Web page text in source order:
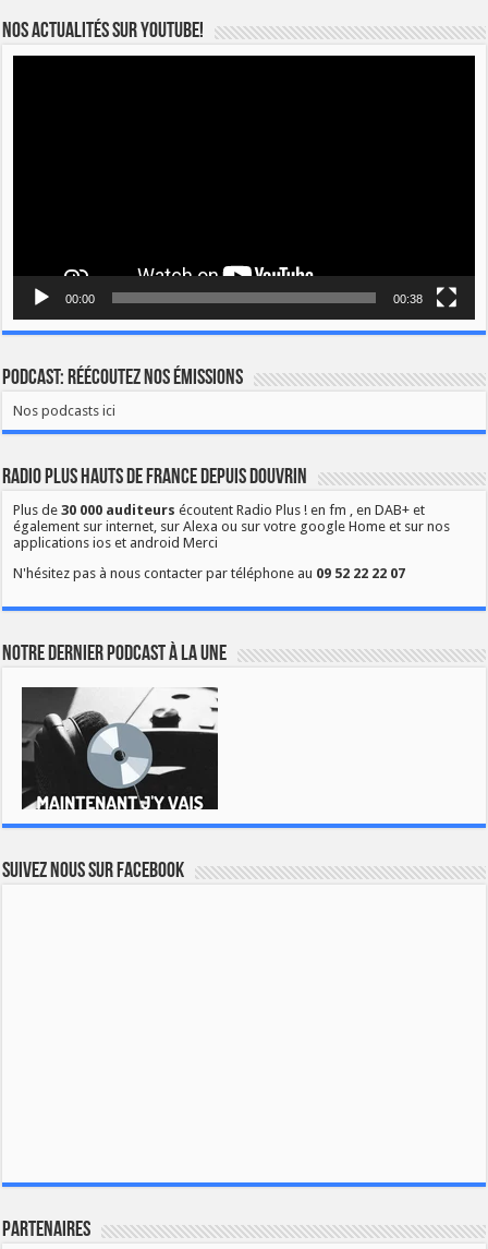
Nos actualités sur YOUTUBE!
00:00 00:38
Podcast: Réécoutez nos émissions
Nos podcasts ici
Radio Plus Hauts de France depuis Douvrin
Plus de30 000 auditeurs écoutent Radio Plus ! en fm , en DAB+ et
également sur internet, sur Alexa ou sur votre google Home et sur nos
applications ios et android Merci
N'hésitez pas à nous contacter par téléphone au 09 52 22 22 07
Notre dernier podcast à la une
Suivez nous sur Facebook
Partenaires